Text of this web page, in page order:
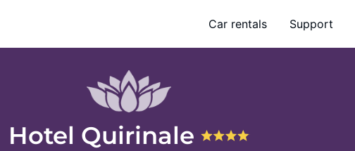
Car rentals Support
Hotel Quirinale
Regulamentos do Hotel